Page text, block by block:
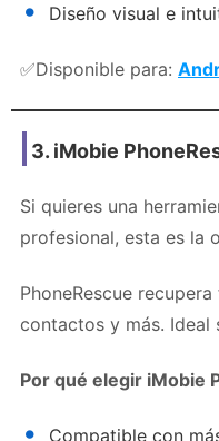
Diseño visual e
✅Disponible para:
3. iMobie
Si quieres una
profesional, esta es la
PhoneRescue
contactos y más. Ideal
Por qué elegir iMobie
Compatible con